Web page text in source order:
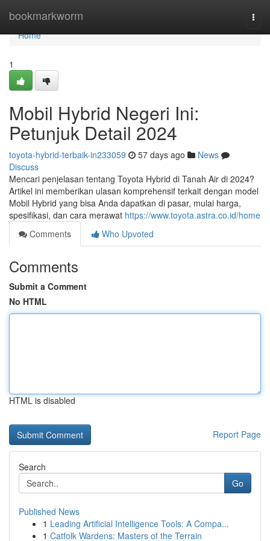
bookmarkworm
Home
Home
1
Mobil Hybrid Negeri Ini:
Petunjuk Detail 2024
toyota-hybrid-terbaik-in233059 57 days ago
News
Discuss
Mencari penjelasan tentang Toyota Hybrid di Tanah Air di 2024?
Artikel ini memberikan ulasan komprehensif terkait dengan model
Mobil Hybrid yang bisa Anda dapatkan di pasar, mulai harga,
spesifikasi, dan cara merawat https://www.toyota.astra.co.id/home
Comments
Who Upvoted
Comments
Submit a Comment
No HTML
HTML is disabled
Report Page
Search
Go
Published News
1 Leading Artificial Intelligence Tools: A Compa...
1 Catfolk Wardens: Masters of the Terrain